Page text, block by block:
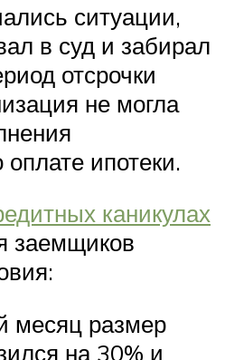
ситуации,
в суд и забирал
отсрочки
не могла
оплате ипотеки.
каникулах
заемщиков
месяц размер
на 30% и